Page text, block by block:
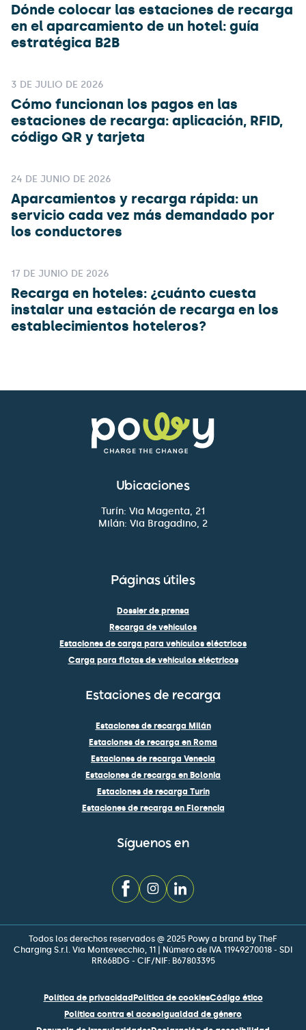
Dónde colocar las estaciones de recarga
en el aparcamiento de un hotel: guía
estratégica B2B
3 DE JULIO DE 2026
Cómo funcionan los pagos en las
estaciones de recarga: aplicación, RFID,
código QR y tarjeta
24 DE JUNIO DE 2026
Aparcamientos y recarga rápida: un
servicio cada vez más demandado por
los conductores
17 DE JUNIO DE 2026
Recarga en hoteles: ¿cuánto cuesta
instalar una estación de recarga en los
establecimientos hoteleros?
Ubicaciones
Turín: Via Magenta, 21
Milán: Via Bragadino, 2
Páginas útiles
Dossier de prensa
Recarga de vehículos
Estaciones de carga para vehículos eléctricos
Carga para flotas de vehículos eléctricos
Estaciones de recarga
Estaciones de recarga Milán
Estaciones de recarga en Roma
Estaciones de recarga Venecia
Estaciones de recarga en Bolonia
Estaciones de recarga Turín
Estaciones de recarga en Florencia
Síguenos en
Todos los derechos reservados @ 2025 Powy a brand by TheF
Charging S.r.l. Via Montevecchio, 11 | Número de IVA 11949270018 - SDI
RR66BDG - CIF/NIF: B67803395
Política de privacidadPolítica de cookiesCódigo ético
Política contra el acosoIgualdad de género